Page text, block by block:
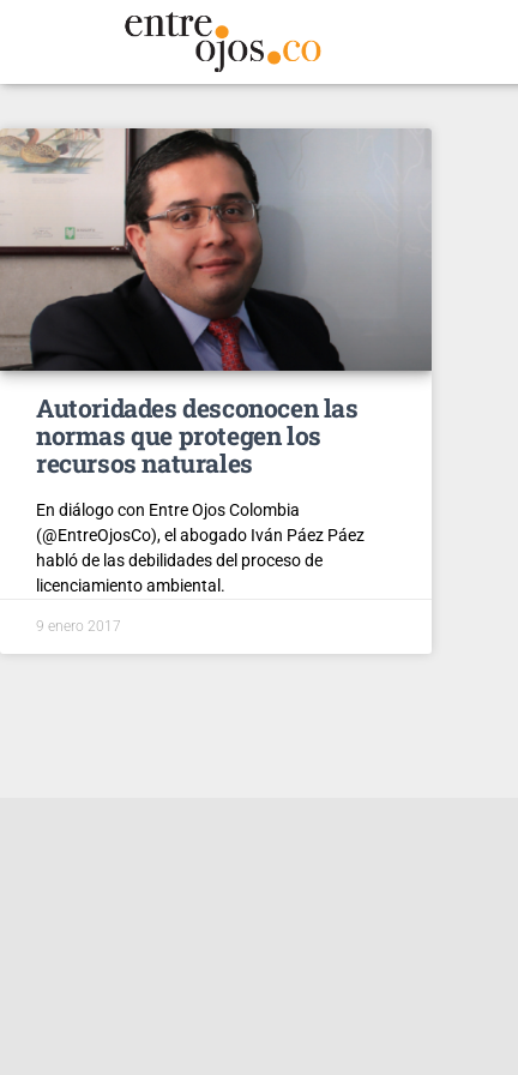
Autoridades desconocen las
normas que protegen los
recursos naturales
En diálogo con Entre Ojos Colombia
(@EntreOjosCo), el abogado Iván Páez Páez
habló de las debilidades del proceso de
licenciamiento ambiental.
9 enero 2017